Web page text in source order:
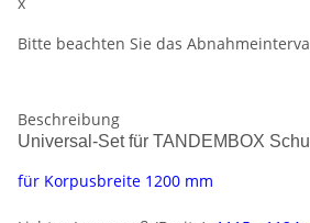
Bitte beachten Sie das
Beschreibung
Universal-Set für TANDEMBOX
für Korpusbreite 1200 mm